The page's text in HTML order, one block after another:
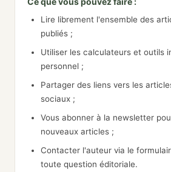
Lire librement l'ensemble des
publiés ;
Utiliser les calculateurs et outils
personnel ;
Partager des liens vers les
sociaux ;
Vous abonner à la newsletter
nouveaux articles ;
Contacter l'auteur via le
toute question éditoriale.